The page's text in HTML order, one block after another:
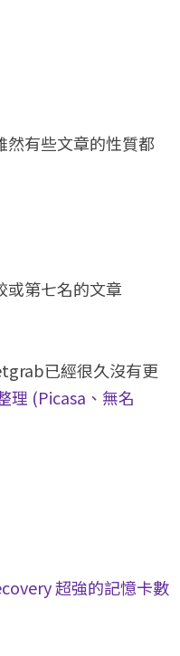
有些文章的性質都
或第七名的文章
已經很久沒有更
理 (Picasa、無名
超強的記憶卡數